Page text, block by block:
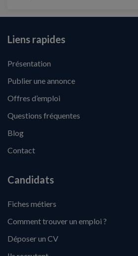
Liens rapides
Présentation
Publier une annonce
Offres d’emploi
Questions fréquentes
Blog
Contact
Candidats
Fiches métiers
Comment trouver un emploi ?
Déposer un CV